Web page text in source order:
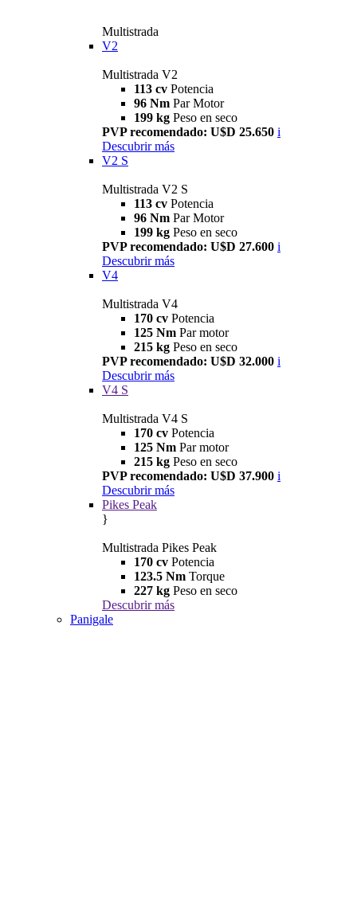
Multistrada
V2
Multistrada V2
113 cv Potencia
96 Nm Par Motor
199 kg Peso en seco
PVP recomendado: U$D 25.650 i
Descubrir más
V2 S
Multistrada V2 S
113 cv Potencia
96 Nm Par Motor
199 kg Peso en seco
PVP recomendado: U$D 27.600 i
Descubrir más
V4
Multistrada V4
170 cv Potencia
125 Nm Par motor
215 kg Peso en seco
PVP recomendado: U$D 32.000 i
Descubrir más
V4 S
Multistrada V4 S
170 cv Potencia
125 Nm Par motor
215 kg Peso en seco
PVP recomendado: U$D 37.900 i
Descubrir más
Pikes Peak
}
Multistrada Pikes Peak
170 cv Potencia
123.5 Nm Torque
227 kg Peso en seco
Descubrir más
Panigale